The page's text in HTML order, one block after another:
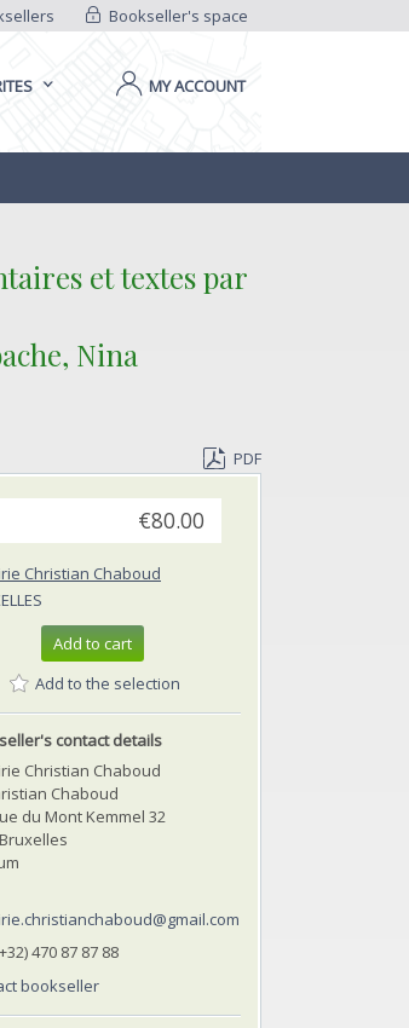
Bookseller's space
MY ACCOUNT
et textes par
Nina
PDF
€80.00
Christian Chaboud
Add to cart
Add to the selection
contact details
Christian Chaboud
Chaboud
du Mont Kemmel 32
470 87 87 88
bookseller